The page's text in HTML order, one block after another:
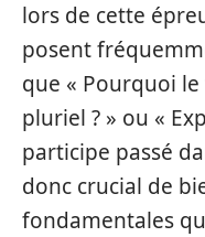
lors de cette
posent
que « Pourquoi
pluriel ? » ou «
participe passé
donc crucial de
fondamentales